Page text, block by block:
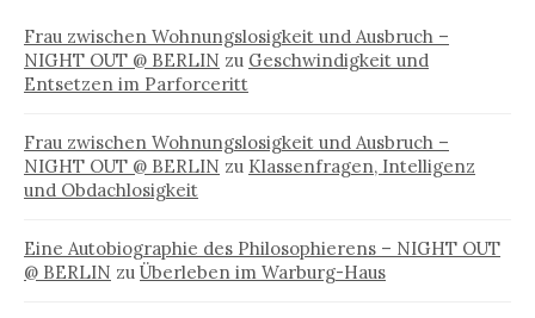
Frau zwischen Wohnungslosigkeit und Ausbruch –
NIGHT OUT @ BERLIN zu Geschwindigkeit und
Entsetzen im Parforceritt
Frau zwischen Wohnungslosigkeit und Ausbruch –
NIGHT OUT @ BERLIN zu Klassenfragen, Intelligenz
und Obdachlosigkeit
Eine Autobiographie des Philosophierens – NIGHT OUT
@ BERLIN zu Überleben im Warburg-Haus